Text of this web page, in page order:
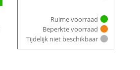
Ruime voorraad
Beperkte voorraad
Tijdelijk niet beschikbaar